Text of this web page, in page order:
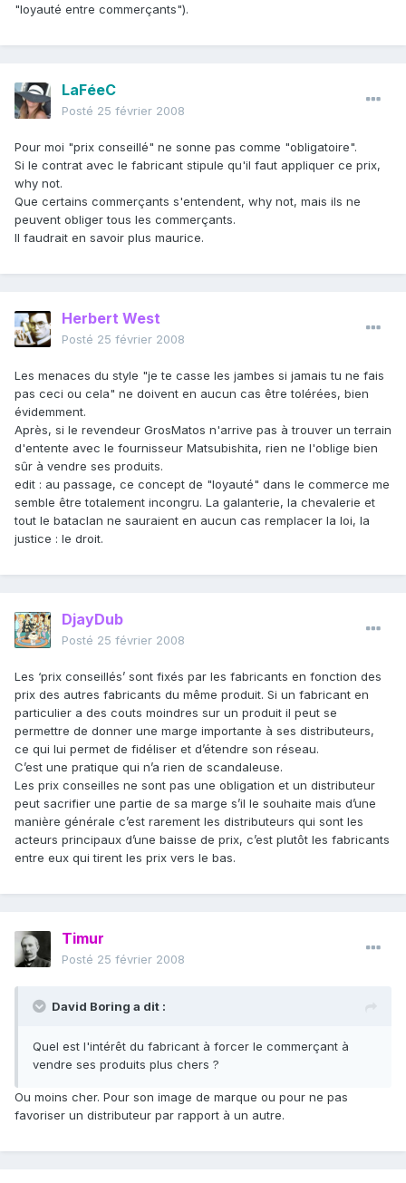
"loyauté entre commerçants").
LaFéeC
Posté 25 février 2008
Pour moi "prix conseillé" ne sonne pas comme "obligatoire".
Si le contrat avec le fabricant stipule qu'il faut appliquer ce prix,
why not.
Que certains commerçants s'entendent, why not, mais ils ne
peuvent obliger tous les commerçants.
Il faudrait en savoir plus maurice.
Herbert West
Posté 25 février 2008
Les menaces du style "je te casse les jambes si jamais tu ne fais
pas ceci ou cela" ne doivent en aucun cas être tolérées, bien
évidemment.
Après, si le revendeur GrosMatos n'arrive pas à trouver un terrain
d'entente avec le fournisseur Matsubishita, rien ne l'oblige bien
sûr à vendre ses produits.
edit : au passage, ce concept de "loyauté" dans le commerce me
semble être totalement incongru. La galanterie, la chevalerie et
tout le bataclan ne sauraient en aucun cas remplacer la loi, la
justice : le droit.
DjayDub
Posté 25 février 2008
Les ‘prix conseillés’ sont fixés par les fabricants en fonction des
prix des autres fabricants du même produit. Si un fabricant en
particulier a des couts moindres sur un produit il peut se
permettre de donner une marge importante à ses distributeurs,
ce qui lui permet de fidéliser et d’étendre son réseau.
C’est une pratique qui n’a rien de scandaleuse.
Les prix conseilles ne sont pas une obligation et un distributeur
peut sacrifier une partie de sa marge s’il le souhaite mais d’une
manière générale c’est rarement les distributeurs qui sont les
acteurs principaux d’une baisse de prix, c’est plutôt les fabricants
entre eux qui tirent les prix vers le bas.
Timur
Posté 25 février 2008
David Boring a dit :
Quel est l'intérêt du fabricant à forcer le commerçant à
vendre ses produits plus chers ?
Ou moins cher. Pour son image de marque ou pour ne pas
favoriser un distributeur par rapport à un autre.